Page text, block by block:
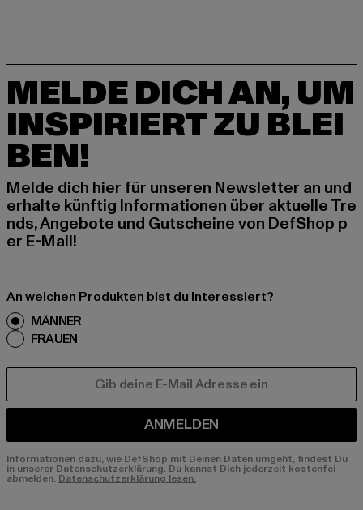
MELDE DICH AN, UM
INSPIRIERT ZU BLEI
BEN!
Melde dich hier für unseren Newsletter an und
erhalte künftig Informationen über aktuelle Tre
nds, Angebote und Gutscheine von DefShop p
er E-Mail!
An welchen Produkten bist du interessiert?
MÄNNER
FRAUEN
ANMELDEN
Informationen dazu, wie DefShop mit Deinen Daten umgeht, findest Du
in unserer Datenschutzerklärung. Du kannst Dich jederzeit kostenfei
abmelden. Datenschutzerklärung lesen.